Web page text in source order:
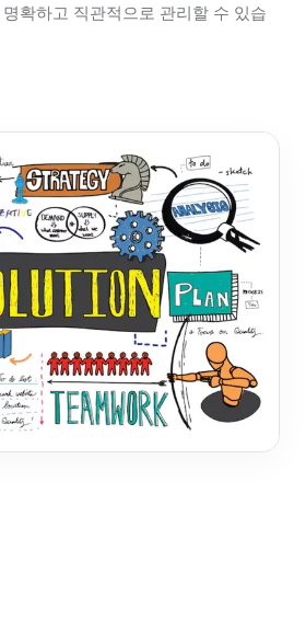
확하고 직관적으로 관리할 수 있습